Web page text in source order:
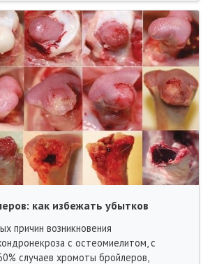
как избежать убытков
причин возникновения
с остеомиелитом, с
случаев хромоты бройлеров,